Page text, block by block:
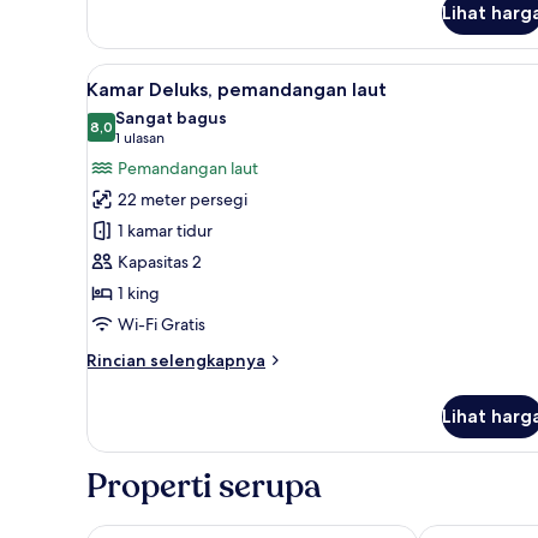
Superior
Lihat
Lihat
semua
foto
untuk
Kamar
Deluks,
pemandangan
laut
Kamar Deluks, pemandangan
8
Kamar Deluks, pemandangan laut
8,08,0 dari 10
Sangat bagus
1 ulasan
(1
ulasan)
Pemandangan laut
22 meter persegi
1 kamar tidur
Kapasitas 2
1 king
Wi-Fi Gratis
Rincian selengkapnya
Rincian
Kamar
pemandangan
Lihat
Properti serupa